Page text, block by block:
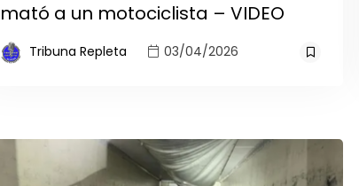
mató a un motociclista – VIDEO
Tribuna Repleta 03/04/2026